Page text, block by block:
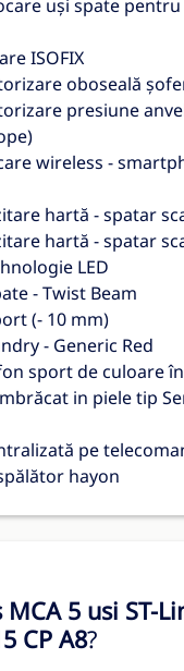
uși spate
ISOFIX
oboseală
presiune
wireless -
hartă - spatar
hartă - spatar
LED
- Twist Beam
(- 10 mm)
- Generic Red
sport de culoare
in piele tip
pe
hayon
MCA 5 usi ST-
CP A8?